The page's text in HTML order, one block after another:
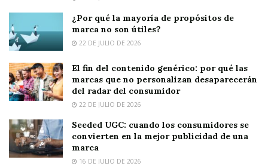
¿Por qué la mayoría de propósitos de
marca no son útiles?
22 DE JULIO DE 2026
El fin del contenido genérico: por qué las
marcas que no personalizan desaparecerán
del radar del consumidor
22 DE JULIO DE 2026
Seeded UGC: cuando los consumidores se
convierten en la mejor publicidad de una
marca
16 DE JULIO DE 2026